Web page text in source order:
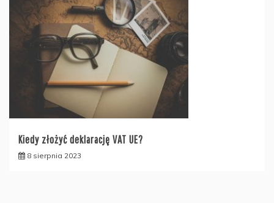
Kiedy złożyć deklarację VAT UE?
8 sierpnia 2023